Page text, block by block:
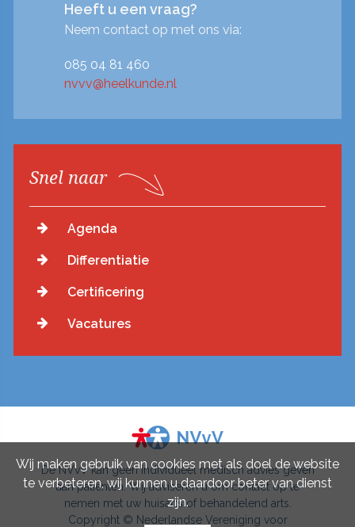
Heeft u een vraag?
Neem contact op met ons via:
085 04 81 460
nvvv@heelkunde.nl
Snel naar
Agenda
Differentiatie
Certificering
Vacatures
De NVvV kan geen individueel medisch advies geven
aan patiënten. Wij adviseren u om contact op te
nemen met uw huisarts of behandelend arts.
Copyright © Nederlandse Vereniging voor
Wij maken gebruik van cookies met als doel de website
te verbeteren, wij kunnen u daardoor beter van dienst
zijn.